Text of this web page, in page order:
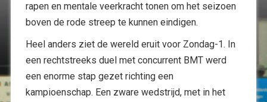
rapen en mentale veerkracht tonen om het seizoen
boven de rode streep te kunnen eindigen.
Heel anders ziet de wereld eruit voor Zondag-1. In
een rechtstreeks duel met concurrent BMT werd
een enorme stap gezet richting een
kampioenschap. Een zware wedstrijd, met in het